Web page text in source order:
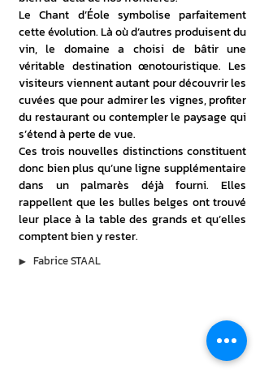
Le Chant d’Éole symbolise parfaitement
cette évolution. Là où d’autres produisent du
vin, le domaine a choisi de bâtir une
véritable destination œnotouristique. Les
visiteurs viennent autant pour découvrir les
cuvées que pour admirer les vignes, profiter
du restaurant ou contempler le paysage qui
s’étend à perte de vue.
Ces trois nouvelles distinctions constituent
donc bien plus qu’une ligne supplémentaire
dans un palmarès déjà fourni. Elles
rappellent que les bulles belges ont trouvé
leur place à la table des grands et qu’elles
comptent bien y rester.
▶︎ Fabrice STAAL